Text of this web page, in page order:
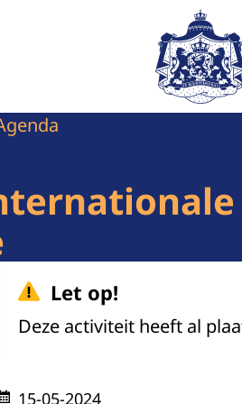
Naar de
Let op!
Deze activiteit heeft al
15-05-2024